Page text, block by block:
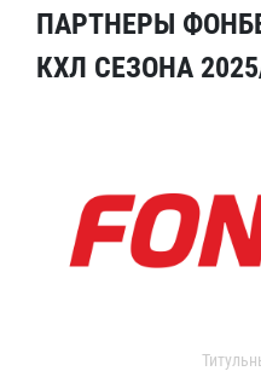
ПАРТНЕРЫ
КХЛ СЕЗОНА